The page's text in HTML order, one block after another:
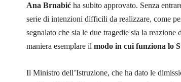
Ana Brnabić ha subito approvato. Senza
serie di intenzioni difficili da realizzare, come
segnalato che sia le due tragedie sia la
maniera esemplare il modo in cui funziona lo
Il Ministro dell’Istruzione, che ha dato le